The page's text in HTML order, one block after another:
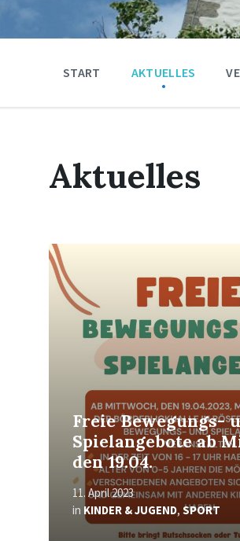
START AKTUELLES
Aktuelles
Freie Bewegungs-
Spielangebote ab
den 19.04.
11. April 2023
in KINDER & JUGEND, SPORT
Mehr
erfahren